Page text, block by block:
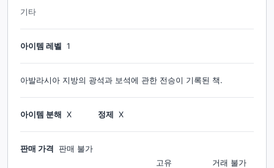
기타
아이템 레벨 1
아발라시아 지방의 광석과 보석에 관한 전승이 기록된 책.
아이템 분해 X 정제 X
판매 가격
판매 불가
거래 불가
고유